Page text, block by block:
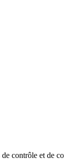
contrôle et de